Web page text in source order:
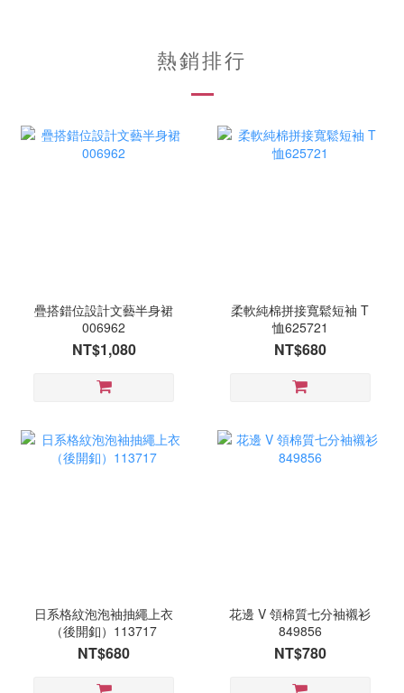
熱銷排行
疊搭錯位設計文藝半身裙
006962
NT$1,080
柔軟純棉拼接寬鬆短袖 T
恤625721
NT$680
日系格紋泡泡袖抽繩上衣
（後開釦）113717
NT$680
花邊 V 領棉質七分袖襯衫
849856
NT$780